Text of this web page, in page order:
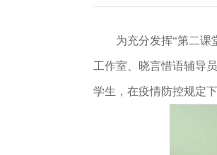
为充分发挥“第二课
工作室、晓言惜语辅导
学生，在疫情防控规定